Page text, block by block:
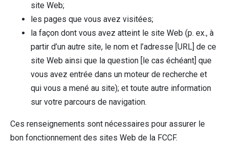
site Web;
les pages que vous avez visitées;
la façon dont vous avez atteint le site Web (p. ex., à
partir d’un autre site, le nom et l’adresse [URL] de ce
site Web ainsi que la question [le cas échéant] que
vous avez entrée dans un moteur de recherche et
qui vous a mené au site); et toute autre information
sur votre parcours de navigation.
Ces renseignements sont nécessaires pour assurer le
bon fonctionnement des sites Web de la FCCF.